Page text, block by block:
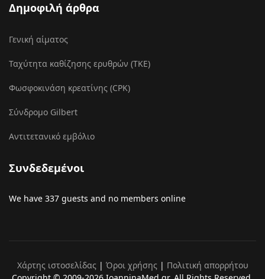
Δημοφιλή άρθρα
Γενική αίματος
Ταχύτητα καθίζησης ερυθρών (ΤΚΕ)
Φωσφοκινάση κρεατίνης (CPK)
Σύνδρομο Gilbert
Αντιτετανικό εμβόλιο
Συνδεδεμένοι
We have 337 guests and no members online
Χάρτης ιστοσελίδας| Όροι χρήσης| Πολιτική απορρήτου